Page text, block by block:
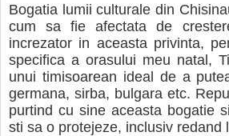
Bogatia lumii culturale din
cum sa fie afectata de
increzator in aceasta privinta,
specifica a orasului meu natal,
unui timisoarean ideal de a
germana, sirba, bulgara etc.
purtind cu sine aceasta bogatie
sti sa o protejeze, inclusiv